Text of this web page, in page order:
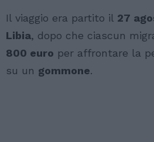
Il viaggio era partito il 27
Libia, dopo che ciascun
800 euro per affrontare la
su un gommone.